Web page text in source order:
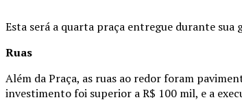
Esta será a quarta praça entregue durante sua
Ruas
Além da Praça, as ruas ao redor foram
investimento foi superior a R$ 100 mil, e a